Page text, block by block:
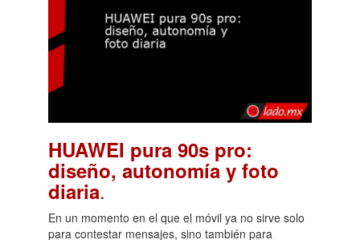
HUAWEI pura 90s pro:
diseño, autonomía y foto
diaria.
En un momento en el que el móvil ya no sirve solo
para contestar mensajes, sino también para